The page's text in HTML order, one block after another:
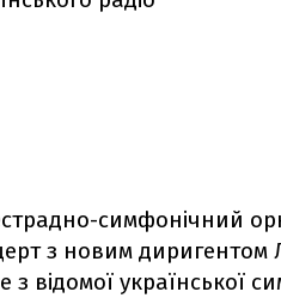
симфонічний
з новим диригентом
відомої української